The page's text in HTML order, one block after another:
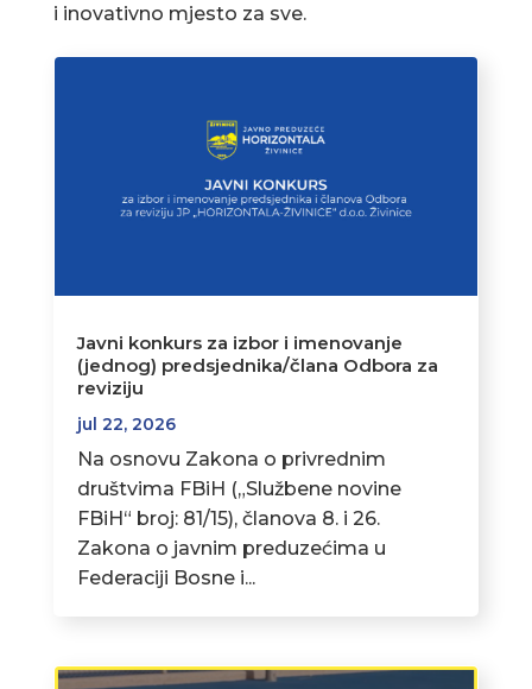
i inovativno mjesto za sve.
Javni konkurs za izbor i imenovanje
(jednog) predsjednika/člana Odbora za
reviziju
jul 22, 2026
Na osnovu Zakona o privrednim
društvima FBiH („Službene novine
FBiH“ broj: 81/15), članova 8. i 26.
Zakona o javnim preduzećima u
Federaciji Bosne i...